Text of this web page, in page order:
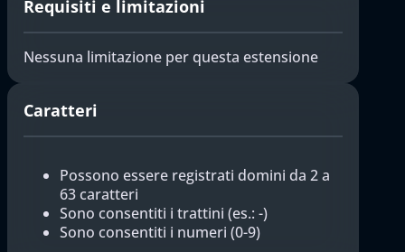
Requisiti e limitazioni
Nessuna limitazione per questa estensione
Caratteri
Possono essere registrati domini da 2 a
63 caratteri
Sono consentiti i trattini (es.: -)
Sono consentiti i numeri (0-9)